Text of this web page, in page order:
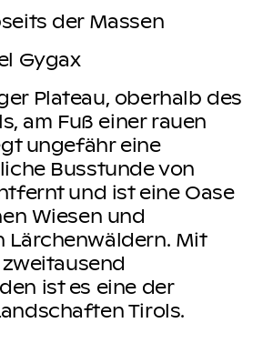
der Massen
Gygax
Plateau, oberhalb des
am Fuß einer rauen
ungefähr eine
Busstunde von
und ist eine Oase
Wiesen und
Lärchenwäldern. Mit
ist es eine der
Tirols.